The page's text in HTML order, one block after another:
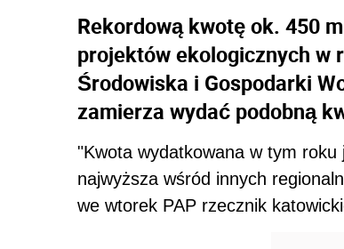
Rekordową kwotę ok. 450
projektów ekologicznych w
Środowiska i Gospodarki
zamierza wydać podobną
"Kwota wydatkowana w tym
najwyższa wśród innych
we wtorek PAP rzecznik